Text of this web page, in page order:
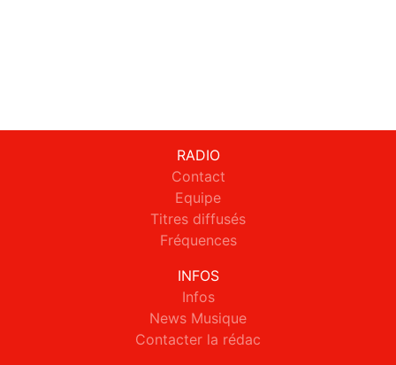
RADIO
Contact
Equipe
Titres diffusés
Fréquences
INFOS
Infos
News Musique
Contacter la rédac